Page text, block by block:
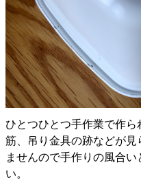
ひとつひとつ手作業で作
筋、吊り金具の跡などが
ませんので手作りの風合
い。